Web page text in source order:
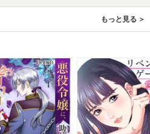
もっと見る